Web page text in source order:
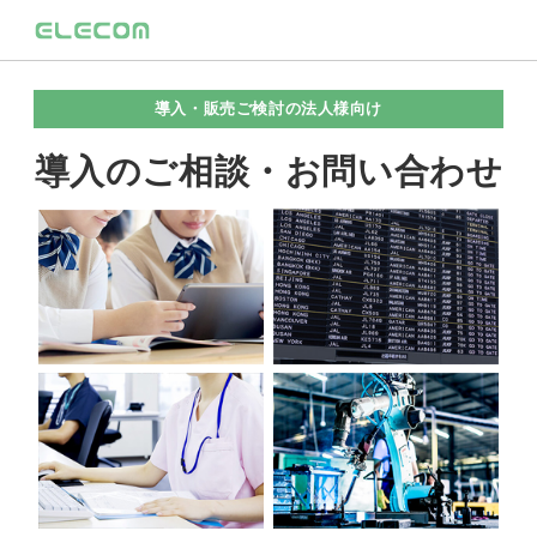
導入・販売ご検討の法人様向け
導入のご相談・お問い合わせ